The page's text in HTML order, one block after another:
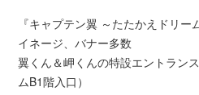
『キャプテン翼 ～たたかえドリ
イネージ、バナー多数
翼くん＆岬くんの特設エントラン
ムB1階入口）